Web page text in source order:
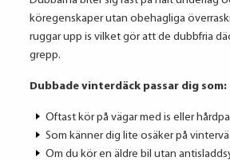
köregenskaper utan obehagliga
ruggar upp is vilket gör att de dubbfria
grepp.
Dubbade vinterdäck passar dig som:
Oftast kör på vägar med is eller
Som känner dig lite osäker på
Om du kör en äldre bil utan